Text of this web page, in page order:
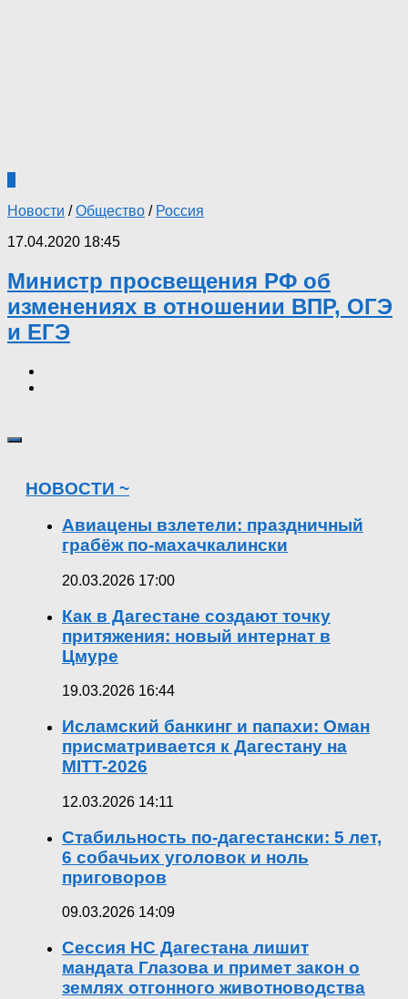
Новости /Общество / Россия
17.04.2020 18:45
Министр просвещения РФ об
изменениях в отношении ВПР, ОГЭ
и ЕГЭ
НОВОСТИ ~
Авиацены взлетели: праздничный
грабёж по-махачкалински
20.03.2026 17:00
Как в Дагестане создают точку
притяжения: новый интернат в
Цмуре
19.03.2026 16:44
Исламский банкинг и папахи: Оман
присматривается к Дагестану на
MITT-2026
12.03.2026 14:11
Стабильность по-дагестански: 5 лет,
6 собачьих уголовок и ноль
приговоров
09.03.2026 14:09
Сессия НС Дагестана лишит
мандата Глазова и примет закон о
землях отгонного животноводства